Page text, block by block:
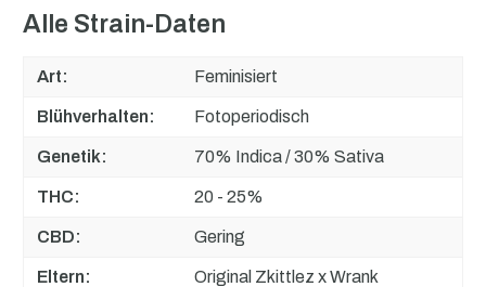
Alle Strain-Daten
Art: Feminisiert
Blühverhalten: Fotoperiodisch
Genetik: 70% Indica / 30% Sativa
THC: 20 - 25%
CBD: Gering
Eltern: Original Zkittlez x Wrank